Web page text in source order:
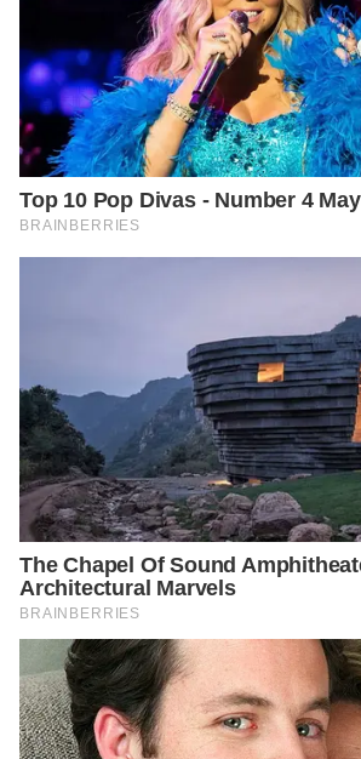
conditions/gerd/diagnosis-treatment/